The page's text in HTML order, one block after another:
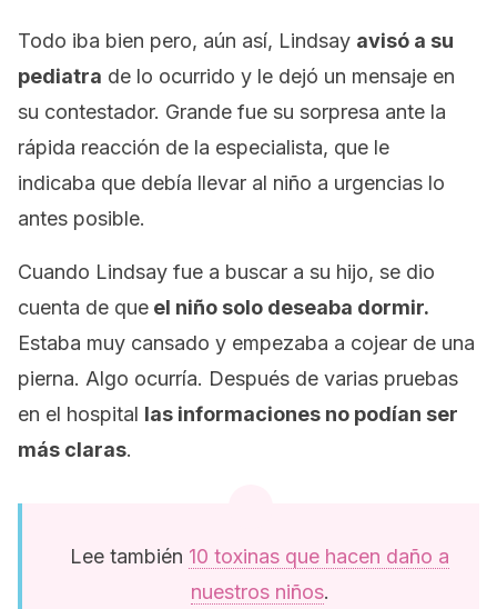
Todo iba bien pero, aún así, Lindsay avisó a su
pediatra de lo ocurrido y le dejó un mensaje en
su contestador. Grande fue su sorpresa ante la
rápida reacción de la especialista, que le
indicaba que debía llevar al niño a urgencias lo
antes posible.
Cuando Lindsay fue a buscar a su hijo, se dio
cuenta de que el niño solo deseaba dormir.
Estaba muy cansado y empezaba a cojear de una
pierna. Algo ocurría. Después de varias pruebas
en el hospital las informaciones no podían ser
más claras.
Lee también 10 toxinas que hacen daño a
nuestros niños.